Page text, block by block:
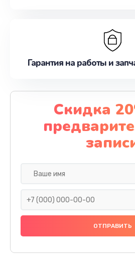
Гарантия на работы и
Скидка